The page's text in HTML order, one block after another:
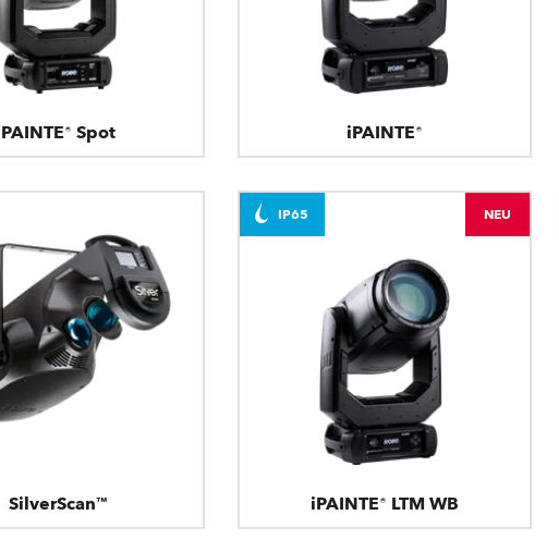
PAINTE® Spot iPAINTE®
SilverScan™ iPAINTE® LTM WB
IP65 NEU